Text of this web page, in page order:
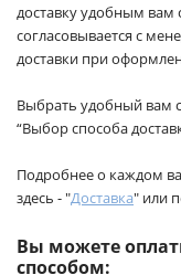
доставку удобным вам
согласовывается с
доставки при
Выбрать удобный вам
“Выбор способа
Подробнее о каждом
здесь - "Доставка" или
Вы можете
способом: